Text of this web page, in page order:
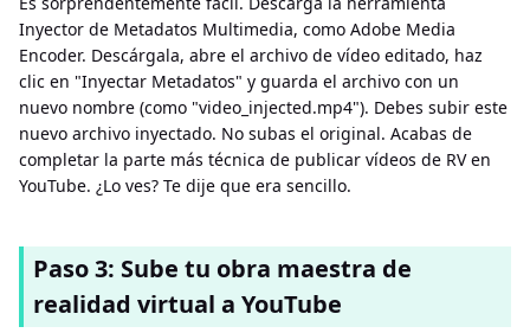
Inyector de Metadatos Multimedia, como Adobe Media
Encoder. Descárgala, abre el archivo de vídeo editado, haz
clic en "Inyectar Metadatos" y guarda el archivo con un
nuevo nombre (como "video_injected.mp4"). Debes subir este
nuevo archivo inyectado. No subas el original. Acabas de
completar la parte más técnica de publicar vídeos de RV en
YouTube. ¿Lo ves? Te dije que era sencillo.
Paso 3: Sube tu obra maestra de
realidad virtual a YouTube